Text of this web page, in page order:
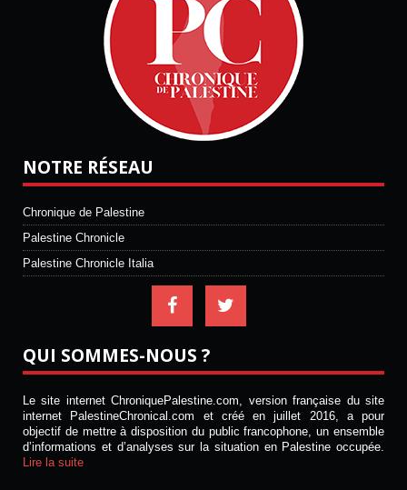
NOTRE RÉSEAU
Chronique de Palestine
Palestine Chronicle
Palestine Chronicle Italia
QUI SOMMES-NOUS ?
Le site internet ChroniquePalestine.com, version française du site
internet PalestineChronical.com et créé en juillet 2016, a pour
objectif de mettre à disposition du public francophone, un ensemble
d’informations et d’analyses sur la situation en Palestine occupée.
Lire la suite